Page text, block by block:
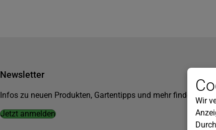
Newsletter
Infos zu neuen Produkten, Gartentipps und mehr findest du
Jetzt anmelden
Wir